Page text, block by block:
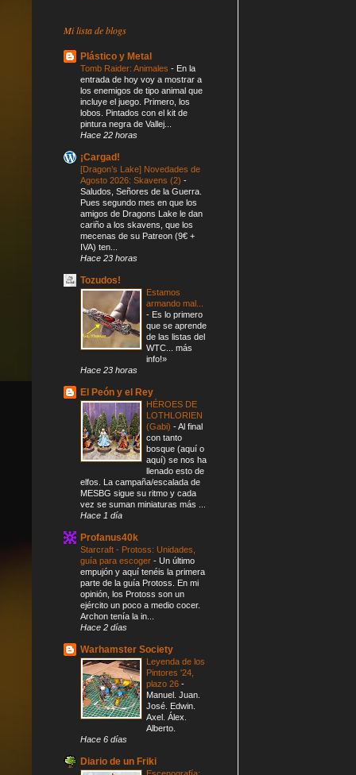
Mi lista de blogs
Plástico y Metal
Tomb Raider: Animales - En la
entrada de hoy voy a mostrar a
los enemigos de tipo animal que
incluye el juego. Primero, los
lobos. Pintados con el kit de
pintura negra de Vallej...
Hace 22 horas
¡Cargad!
[Dragon’s Lake] Novedades de
Agosto 2026: Skavens (2) -
Saludos, Señores de la Guerra.
Pues segundo mes en que los
amigos de Dragons Lake le dan
cariño a los skavens, que los
mecenas de su Patreon (9€ +
IVA) ten...
Hace 23 horas
Tozudos!
Estamos
armando mal...
- Es lo primero
que se aprende
de las listas del
WTC... más
info!»
Hace 23 horas
El Peón y el Rey
HÉROES DE
LOTHLORIEN
(Gabi) -Al final
con tanto
bosque (aquí o
aquí) se nos ha
llenado esto de
elfos. La campaña/escalada de
MESBG sigue su ritmo y cada
vez se suman miniaturas más ...
Hace 1 día
Profanus40k
Starcraft - Protoss: Unidades,
guía para escoger - Un último
empujón y aquí tenéis la primera
parte de la guía Protoss. En mi
opinión, los Protoss son un
ejército un poco a medio cocer.
Archon tenía la in...
Hace 2 días
Warhamster Society
Leyenda de los
Pintores '24,
plazo 26 -
Manuel. Juan.
José. Edwin.
Axel. Álex.
Alberto.
Hace 6 días
Diario de un Friki